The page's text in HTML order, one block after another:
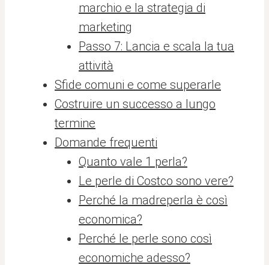
marchio e la strategia di
marketing
Passo 7: Lancia e scala la tua
attività
Sfide comuni e come superarle
Costruire un successo a lungo
termine
Domande frequenti
Quanto vale 1 perla?
Le perle di Costco sono vere?
Perché la madreperla è così
economica?
Perché le perle sono così
economiche adesso?